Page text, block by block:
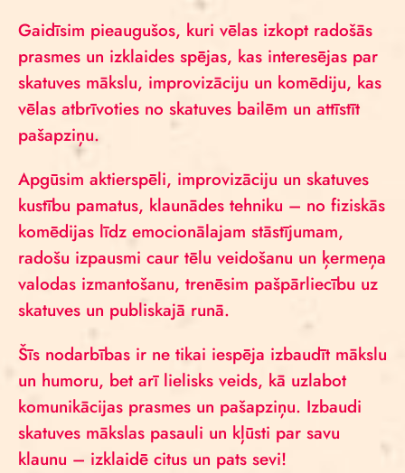
Gaidīsim pieaugušos, kuri vēlas izkopt radošās
prasmes un izklaides spējas, kas interesējas par
skatuves mākslu, improvizāciju un komēdiju, kas
vēlas atbrīvoties no skatuves bailēm un attīstīt
pašapziņu.
Apgūsim aktierspēli, improvizāciju un skatuves
kustību pamatus, klaunādes tehniku – no fiziskās
komēdijas līdz emocionālajam stāstījumam,
radošu izpausmi caur tēlu veidošanu un ķermeņa
valodas izmantošanu, trenēsim pašpārliecību uz
skatuves un publiskajā runā.
Šīs nodarbības ir ne tikai iespēja izbaudīt mākslu
un humoru, bet arī lielisks veids, kā uzlabot
komunikācijas prasmes un pašapziņu. Izbaudi
skatuves mākslas pasauli un kļūsti par savu
klaunu – izklaidē citus un pats sevi!